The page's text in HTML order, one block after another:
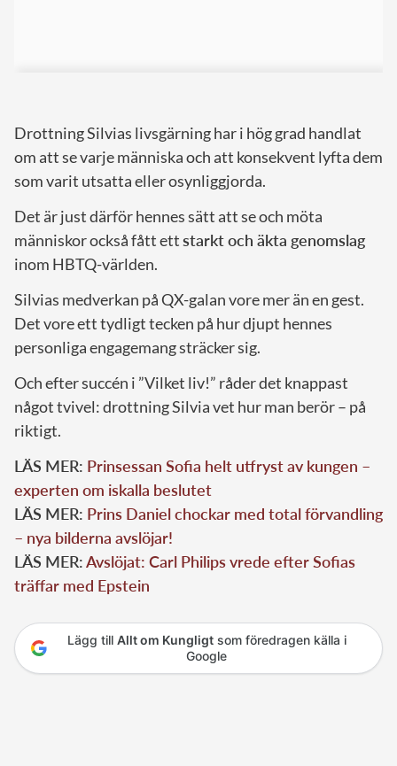
Drottning Silvias livsgärning har i hög grad handlat
om att se varje människa och att konsekvent lyfta dem
som varit utsatta eller osynliggjorda.
Det är just därför hennes sätt att se och möta
människor också fått ettstarkt och äkta genomslag
inom HBTQ-världen.
Silvias medverkan på QX-galan vore mer än en gest.
Det vore ett tydligt tecken på hur djupt hennes
personliga engagemang sträcker sig.
Och efter succén i ”Vilket liv!” råder det knappast
något tvivel: drottning Silvia vet hur man berör – på
riktigt.
LÄS MER: Prinsessan Sofia helt utfryst av kungen –
experten om iskalla beslutet
LÄS MER: Prins Daniel chockar med total förvandling
– nya bilderna avslöjar!
LÄS MER:Avslöjat: Carl Philips vrede efter Sofias
träffar med Epstein
Lägg till Allt om Kungligtsom föredragen källa i
Google